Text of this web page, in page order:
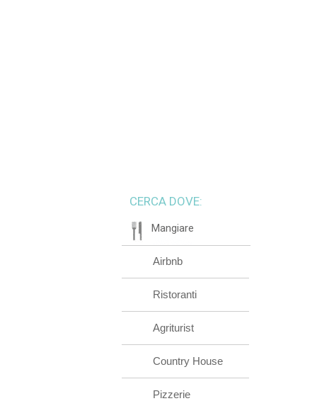
CERCA DOVE:
Mangiare
Airbnb
Ristoranti
Agriturist
Country House
Pizzerie